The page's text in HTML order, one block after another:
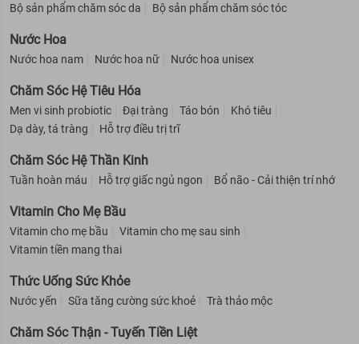
Bộ sản phẩm chăm sóc da Bộ sản phẩm chăm sóc tóc
Nước Hoa
Nước hoa nam Nước hoa nữ Nước hoa unisex
Chăm Sóc Hệ Tiêu Hóa
Men vi sinh probiotic Đại tràng Táo bón
Khó tiêu
Dạ dày, tá tràng
Hỗ trợ điều trị trĩ
Chăm Sóc Hệ Thần Kinh
Tuần hoàn máu Hỗ trợ giấc ngủ ngon Bổ não - Cải thiện trí nhớ
Vitamin Cho Mẹ Bầu
Vitamin cho mẹ bầu
Vitamin cho mẹ sau sinh
Vitamin tiền mang thai
Thức Uống Sức Khỏe
Nước yến Sữa tăng cường sức khoẻ Trà thảo mộc
Chăm Sóc Thận - Tuyến Tiền Liệt